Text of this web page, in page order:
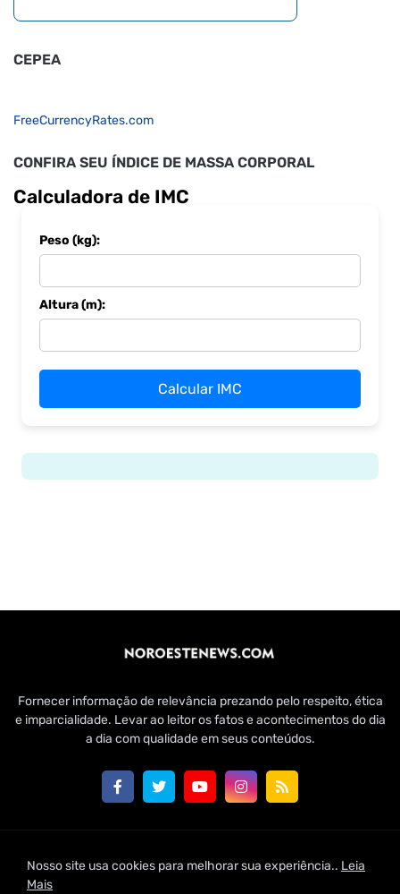
CEPEA
FreeCurrencyRates.com
CONFIRA SEU ÍNDICE DE MASSA CORPORAL
Calculadora de IMC
Peso (kg):
Altura (m):
Calcular IMC
Fornecer informação de relevância prezando pelo respeito, ética
e imparcialidade. Levar ao leitor os fatos e acontecimentos do dia
a dia com qualidade em seus conteúdos.
Customizado por Edmundo Baía Júnior para Jornal Noroeste
Nosso site usa cookies para melhorar sua experiência.. Leia
Mais